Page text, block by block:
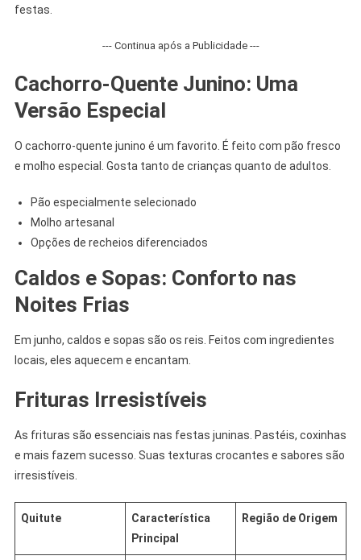
festas.
--- Continua após a Publicidade ---
Cachorro-Quente Junino: Uma
Versão Especial
O cachorro-quente junino é um favorito. É feito com pão fresco
e molho especial. Gosta tanto de crianças quanto de adultos.
Pão especialmente selecionado
Molho artesanal
Opções de recheios diferenciados
Caldos e Sopas: Conforto nas
Noites Frias
Em junho, caldos e sopas são os reis. Feitos com ingredientes
locais, eles aquecem e encantam.
Frituras Irresistíveis
As frituras são essenciais nas festas juninas. Pastéis, coxinhas
e mais fazem sucesso. Suas texturas crocantes e sabores são
irresistíveis.
Quitute
Característica
Principal
Região de Origem